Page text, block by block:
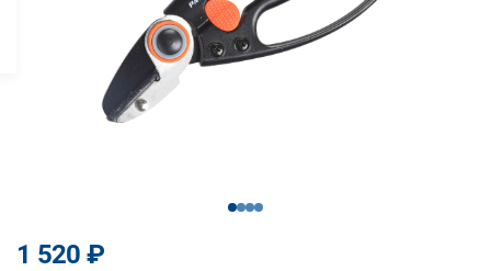
1234
1 520 ₽